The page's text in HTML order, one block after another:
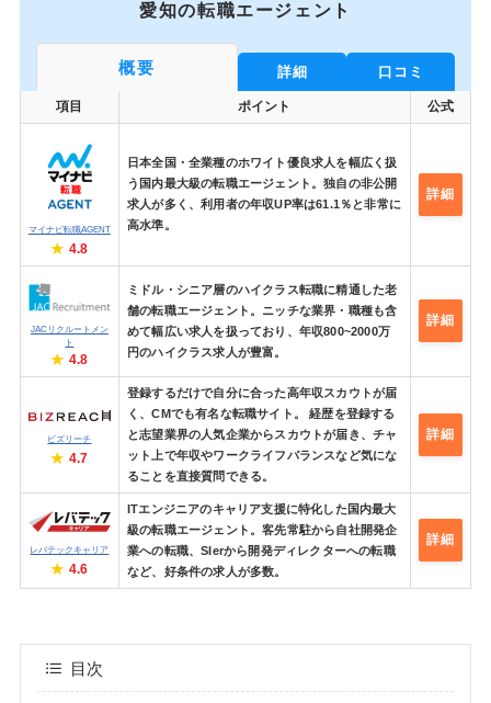
愛知の転職エージェント
概要 詳細 口コミ
項目 ポイント 公式
マイナビ転職AGENT
4.8
日本全国・全業種のホワイト優良求人を幅広く扱
う国内最大級の転職エージェント。独自の非公開
求人が多く、利用者の年収UP率は61.1％と非常に
高水準。
詳細
JACリクルートメン
ト
4.8
ミドル・シニア層のハイクラス転職に精通した老
舗の転職エージェント。ニッチな業界・職種も含
めて幅広い求人を扱っており、年収800~2000万
円のハイクラス求人が豊富。
詳細
ビズリーチ
4.7
登録するだけで自分に合った高年収スカウトが届
く、CMでも有名な転職サイト。 経歴を登録する
と志望業界の人気企業からスカウトが届き、チャ
ット上で年収やワークライフバランスなど気にな
ることを直接質問できる。
詳細
レバテックキャリア
4.6
ITエンジニアのキャリア支援に特化した国内最大
級の転職エージェント。客先常駐から自社開発企
業への転職、SIerから開発ディレクターへの転職
など、好条件の求人が多数。
詳細
目次